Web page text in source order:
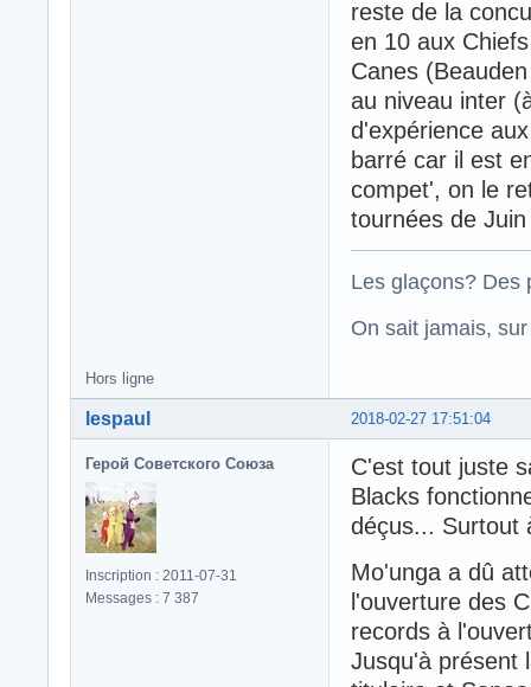
reste de la
en 10 aux
Canes
au niveau inter
d'expérience
barré car il est
compet', on le
tournées de Juin
Les glaçons? Des
On sait jamais,
Hors ligne
2018-02-27 17:51:04
lespaul
Герой Советского Союза
Inscription : 2011-07-31
Messages : 7 387
C'est tout juste
Blacks
déçus... Surtout
Mo'unga a dû
l'ouverture des
records à
Jusqu'à présent